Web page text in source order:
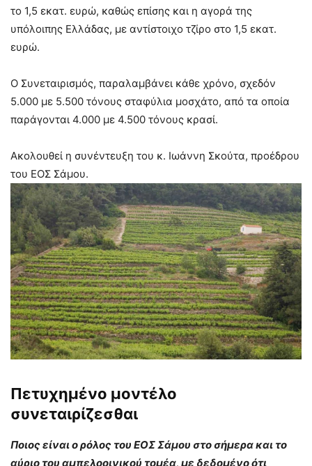
το 1,5 εκατ. ευρώ, καθώς επίσης και η αγορά της
υπόλοιπης Ελλάδας, με αντίστοιχο τζίρο στο 1,5 εκατ.
ευρώ.
Ο Συνεταιρισμός, παραλαμβάνει κάθε χρόνο, σχεδόν
5.000 με 5.500 τόνους σταφύλια μοσχάτο, από τα οποία
παράγονται 4.000 με 4.500 τόνους κρασί.
Ακολουθεί η συνέντευξη του κ. Ιωάννη Σκούτα, προέδρου
του ΕΟΣ Σάμου.
Πετυχημένο μοντέλο
συνεταιρίζεσθαι
Ποιος είναι ο ρόλος του ΕΟΣ Σάμου στο σήμερα και το
αύριο του αμπελοοινικού τομέα, με δεδομένο ότι